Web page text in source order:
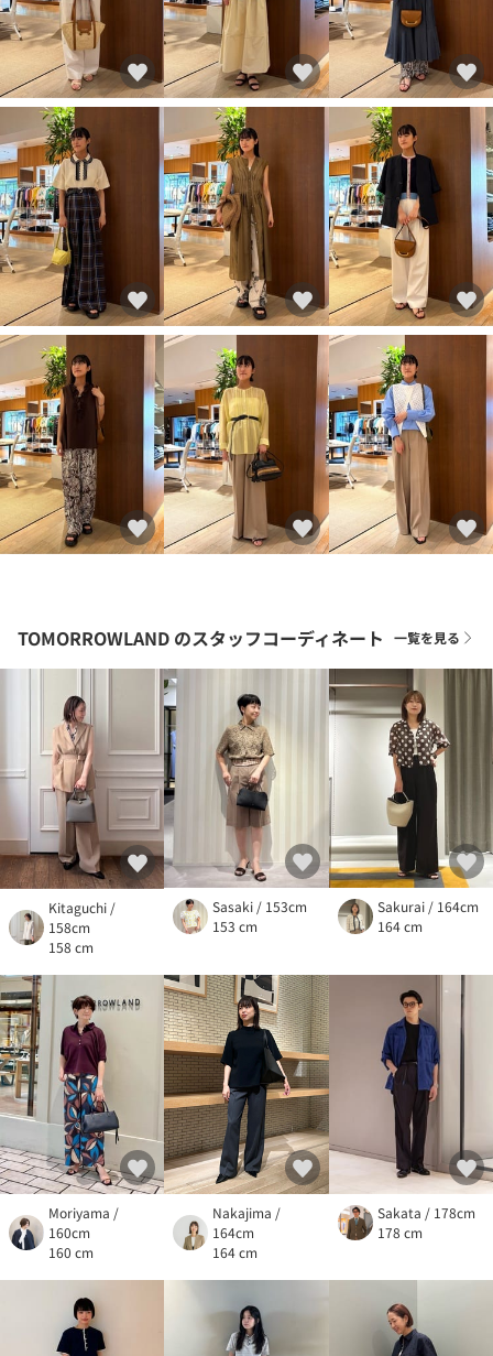
TOMORROWLAND のスタッフコーディネート 一覧を見る
Kitaguchi /
158cm
158 cm
Sasaki / 153cm
153 cm
Sakurai / 164cm
164 cm
Moriyama /
160cm
160 cm
Nakajima /
164cm
164 cm
Sakata / 178cm
178 cm